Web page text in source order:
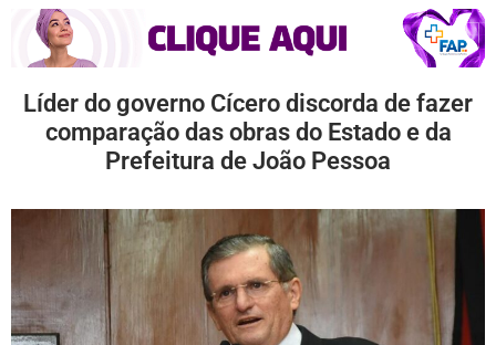
Líder do governo Cícero discorda de fazer
comparação das obras do Estado e da
Prefeitura de João Pessoa